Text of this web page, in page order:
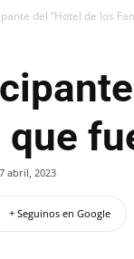
del “Hotel de los
7 abril, 2023
+ Seguinos en Google